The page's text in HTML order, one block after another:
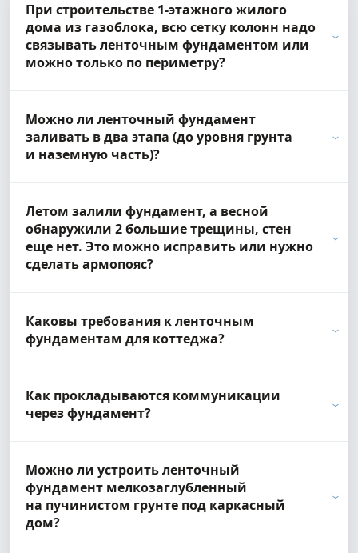
При строительстве 1-этажного жилого
дома из газоблока, всю сетку колонн надо
связывать ленточным фундаментом или
можно только по периметру?
Можно ли ленточный фундамент
заливать в два этапа (до уровня грунта
и наземную часть)?
Летом залили фундамент, а весной
обнаружили 2 большие трещины, стен
еще нет. Это можно исправить или нужно
сделать армопояс?
Каковы требования к ленточным
фундаментам для коттеджа?
Как прокладываются коммуникации
через фундамент?
Можно ли устроить ленточный
фундамент мелкозаглубленный
на пучинистом грунте под каркасный
дом?